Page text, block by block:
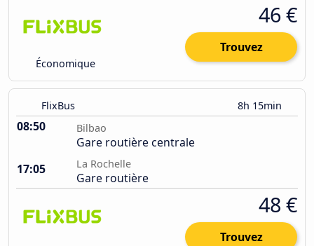
Économique
46 €
Trouvez
FlixBus 8h 15min
08:50 Bilbao
Gare routière centrale
17:05
La Rochelle
Gare routière
48 €
Trouvez